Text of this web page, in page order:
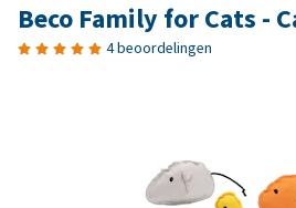
Beco Family for Cats -
4 beoordelingen